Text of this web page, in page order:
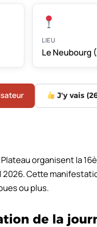
LIEU
Le Neubourg
J'y vais (
organisent la
2026. Cette
ou plus.
de la